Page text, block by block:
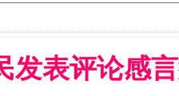
定
发表评论感